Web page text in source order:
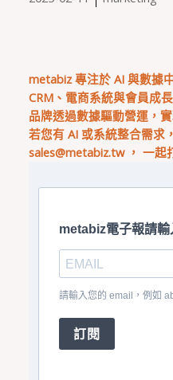
metabiz 專注於 AI 與數據
CRM、電商系統與會員成
品牌透過數據驅動營運，
若您有 AI 或系統整合需求
sales@metabiz.tw， 一起
metabiz電子報請輸
請輸入您的 email，例如
訂閱